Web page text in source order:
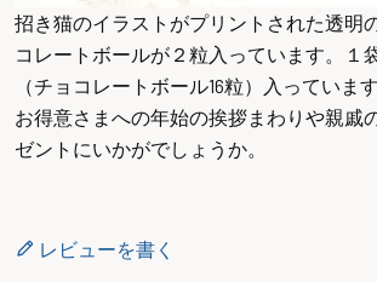
招き猫のイラストがプリントされた透明
コレートボールが２粒入っています。１
（チョコレートボール16粒）入っています
お得意さまへの年始の挨拶まわりや親戚
ゼントにいかがでしょうか。
レビューを書く